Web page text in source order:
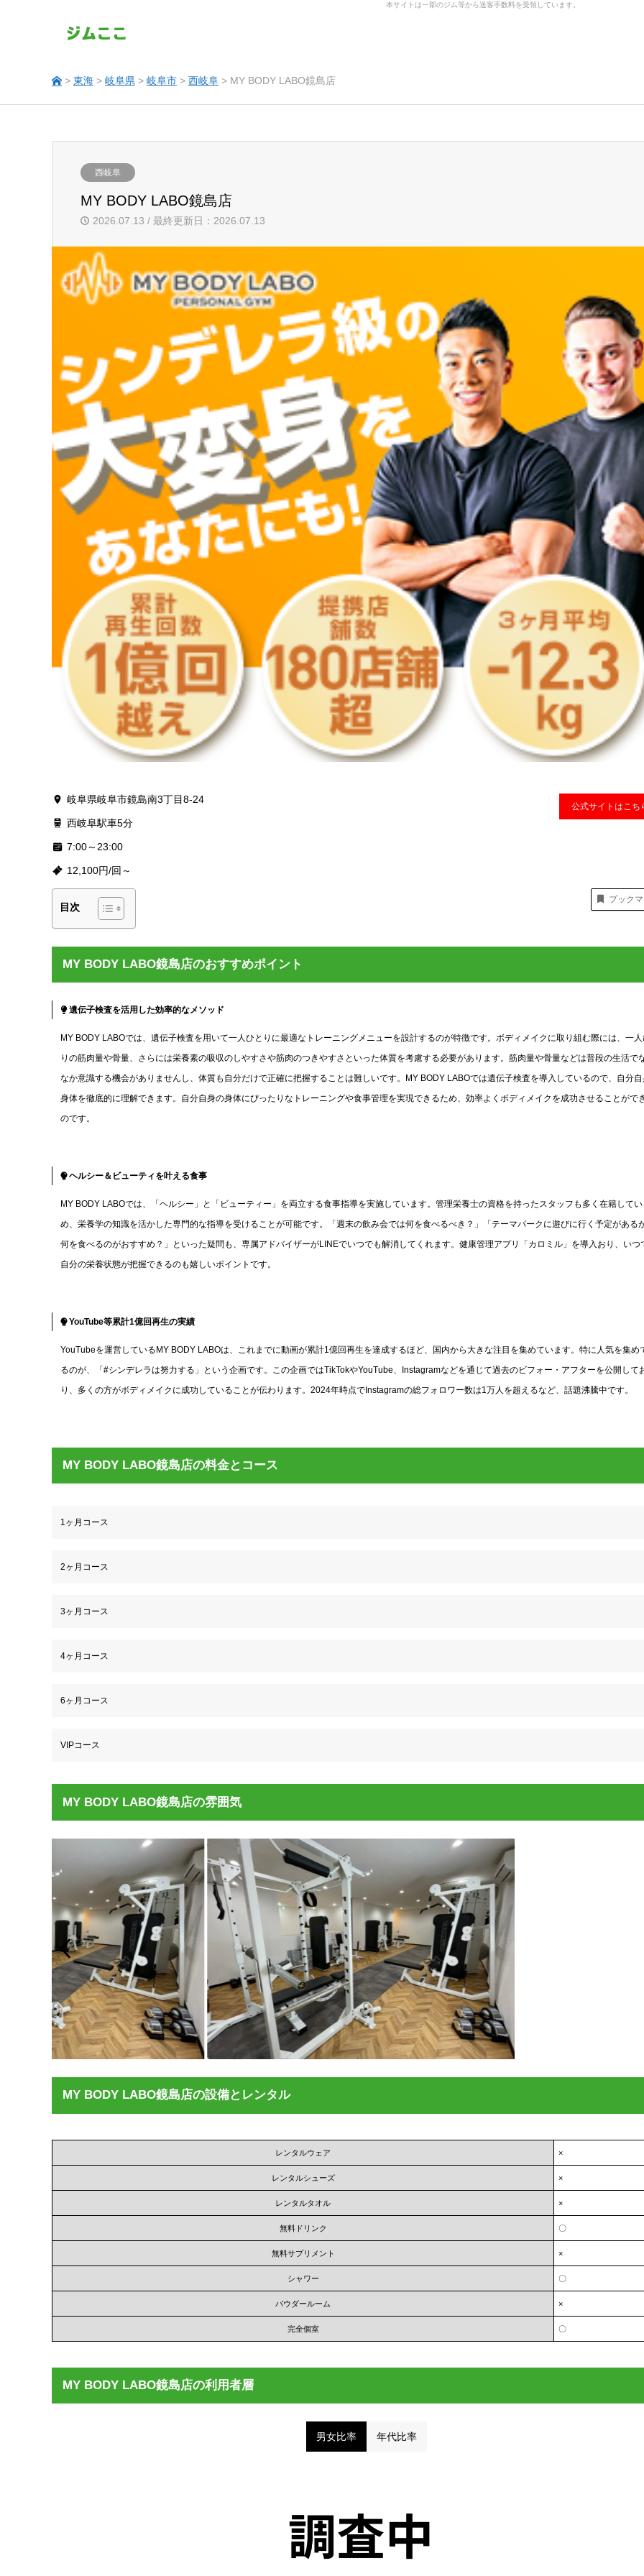
本サイトは一部のジム等から送客手数料を受領しています。
> 東海 > 岐阜県 > 岐阜市 > 西岐阜 > MY BODY LABO鏡島店
西岐阜
MY BODY LABO鏡島店
2026.07.13 / 最終更新日：2026.07.13
岐阜県岐阜市鏡島南3丁目8-24
西岐阜駅車5分
7:00～23:00
12,100円/回～
公式サイトはこち
ブック
目次
MY BODY LABO鏡島店のおすすめポイント
遺伝子検査を活用した効率的なメソッド
MY BODY LABOでは、遺伝子検査を用いて一人ひとりに最適なトレーニングメニューを設計するのが特徴です。ボディメイクに取り組む際には、一
りの筋肉量や骨量、さらには栄養素の吸収のしやすさや筋肉のつきやすさといった体質を考慮する必要があります。筋肉量や骨量などは普段の生活で
なか意識する機会がありませんし、体質も自分だけで正確に把握することは難しいです。MY BODY LABOでは遺伝子検査を導入しているので、自分
身体を徹底的に理解できます。自分自身の身体にぴったりなトレーニングや食事管理を実現できるため、効率よくボディメイクを成功させることがで
のです。
ヘルシー＆ビューティを叶える食事
MY BODY LABOでは、「ヘルシー」と「ビューティー」を両立する食事指導を実施しています。管理栄養士の資格を持ったスタッフも多く在籍して
め、栄養学の知識を活かした専門的な指導を受けることが可能です。「週末の飲み会では何を食べるべき？」「テーマパークに遊びに行く予定がある
何を食べるのがおすすめ？」といった疑問も、専属アドバイザーがLINEでいつでも解消してくれます。健康管理アプリ「カロミル」を導入おり、いつ
自分の栄養状態が把握できるのも嬉しいポイントです。
YouTube等累計1億回再生の実績
YouTubeを運営しているMY BODY LABOは、これまでに動画が累計1億回再生を達成するほど、国内から大きな注目を集めています。特に人気を集め
るのが、「#シンデレラは努力する」という企画です。この企画ではTikTokやYouTube、Instagramなどを通じて過去のビフォー・アフターを公開して
り、多くの方がボディメイクに成功していることが伝わります。2024年時点でInstagramの総フォロワー数は1万人を超えるなど、話題沸騰中です。
MY BODY LABO鏡島店の料金とコース
1ヶ月コース
2ヶ月コース
3ヶ月コース
4ヶ月コース
6ヶ月コース
VIPコース
MY BODY LABO鏡島店の雰囲気
MY BODY LABO鏡島店の設備とレンタル
レンタルウェア ×
レンタルシューズ ×
レンタルタオル ×
無料ドリンク 〇
無料サプリメント ×
シャワー 〇
パウダールーム ×
完全個室 〇
MY BODY LABO鏡島店の利用者層
男女比率 年代比率